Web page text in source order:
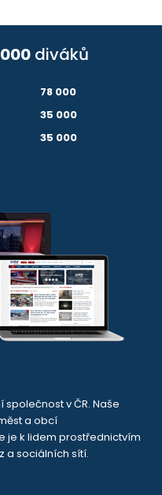
diváků
78 000
35 000
35 000
v ČR. Naše
a obcí
je k lidem prostřednictvím
a sociálních sítí.